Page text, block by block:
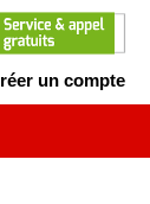
un compte